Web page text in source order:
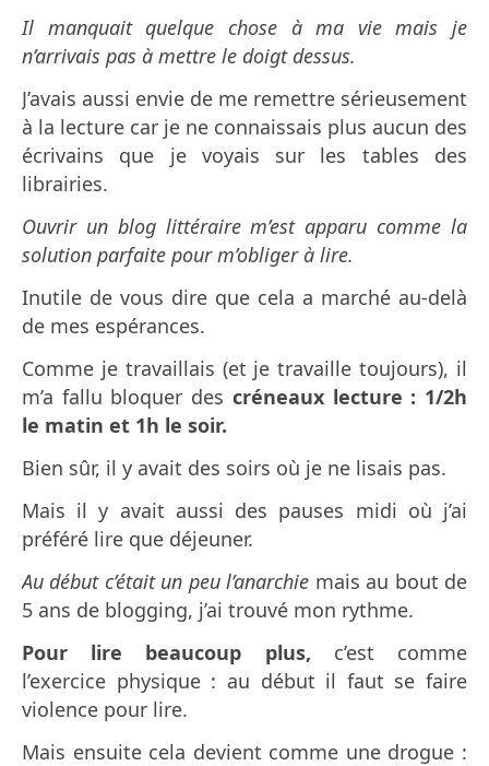
Il manquait quelque chose à ma vie mais je
n’arrivais pas à mettre le doigt dessus.
J’avais aussi envie de me remettre sérieusement
à la lecture car je ne connaissais plus aucun des
écrivains que je voyais sur les tables des
librairies.
Ouvrir un blog littéraire m’est apparu comme la
solution parfaite pour m’obliger à lire.
Inutile de vous dire que cela a marché au-delà
de mes espérances.
Comme je travaillais (et je travaille toujours), il
m’a fallu bloquer des créneaux lecture : 1/2h
le matin et 1h le soir.
Bien sûr, il y avait des soirs où je ne lisais pas.
Mais il y avait aussi des pauses midi où j’ai
préféré lire que déjeuner.
Au début c’était un peu l’anarchie mais au bout de
5 ans de blogging, j’ai trouvé mon rythme.
Pour lire beaucoup plus, c’est comme
l’exercice physique : au début il faut se faire
violence pour lire.
Mais ensuite cela devient comme une drogue :